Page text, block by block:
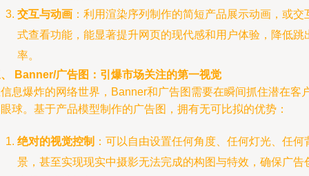
交互与动画 ：利用渲染序列制作的简短产品展示动画，或交
式查看功能，能显著提升网页的现代感和用户体验，降低跳
率。
Banner/广告图：引爆市场关注的第一视觉
息爆炸的网络世界，Banner和广告图需要在瞬间抓住潜在客
球。基于产品模型制作的广告图，拥有无可比拟的优势：
绝对的视觉控制 ：可以自由设置任何角度、任何灯光、任何
景，甚至实现现实中摄影无法完成的构图与特效，确保广告